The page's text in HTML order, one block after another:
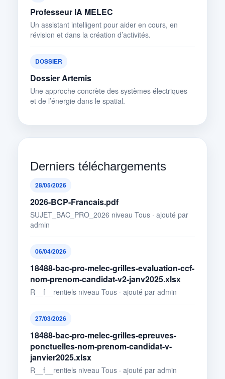
Professeur IA MELEC
Un assistant intelligent pour aider en cours, en
révision et dans la création d’activités.
DOSSIER
Dossier Artemis
Une approche concrète des systèmes électriques
et de l’énergie dans le spatial.
Derniers téléchargements
28/05/2026
2026-BCP-Francais.pdf
SUJET_BAC_PRO_2026 niveau Tous · ajouté par
admin
06/04/2026
18488-bac-pro-melec-grilles-evaluation-ccf-
nom-prenom-candidat-v2-janv2025.xlsx
R__f__rentiels niveau Tous · ajouté par admin
27/03/2026
18488-bac-pro-melec-grilles-epreuves-
ponctuelles-nom-prenom-candidat-v-
janvier2025.xlsx
R__f__rentiels niveau Tous · ajouté par admin